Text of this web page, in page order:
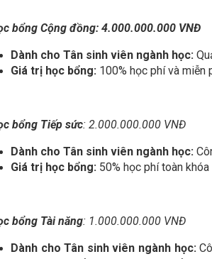
bổng Cộng đồng: 4.000.000.000 VNĐ
Dành cho Tân sinh viên ngành học:
Giá trị học bổng: 100% học phí và miễn
bổng Tiếp sức: 2.000.000.000 VNĐ
Dành cho Tân sinh viên ngành học:
Giá trị học bổng: 50% học phí toàn khóa
bổng Tài năng: 1.000.000.000 VNĐ
Dành cho Tân sinh viên ngành học: